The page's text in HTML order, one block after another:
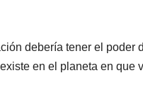
debería tener el poder
en el planeta en que